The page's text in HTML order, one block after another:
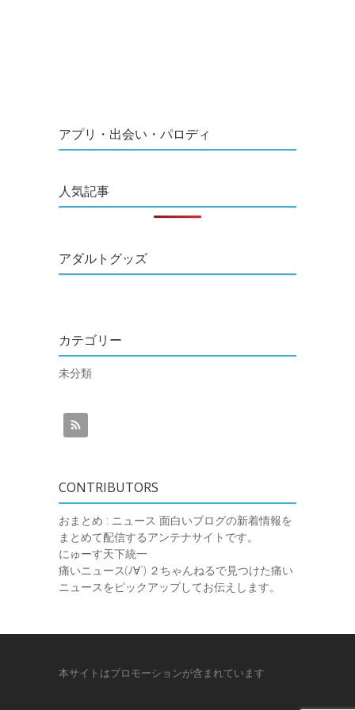
アプリ・出会い・パロディ
人気記事
アダルトグッズ
カテゴリー
未分類
CONTRIBUTORS
おまとめ : ニュース 面白いブログの新着情報を
まとめて配信するアンテナサイトです。
にゅーす天下統一
痛いニュース(ﾉ∀`) ２ちゃんねるで見つけた痛い
ニュースをピックアップしてお伝えします。
本サイトはプロモーションが含まれています